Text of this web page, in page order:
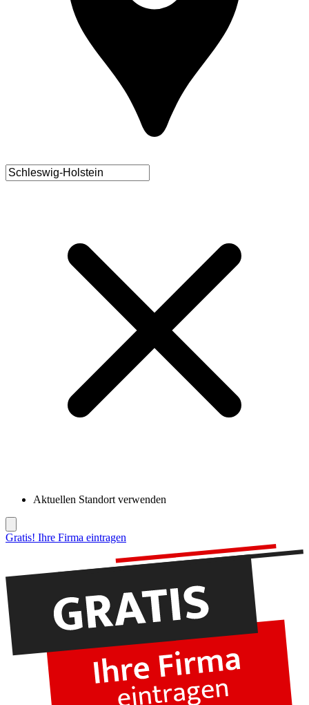
Aktuellen Standort verwenden
Gratis! Ihre Firma eintragen